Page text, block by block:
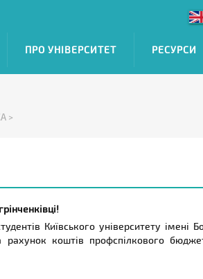
ПРО УНІВЕРСИТЕТ РЕСУРСИ
>
Київського університету імені
коштів профспілкового